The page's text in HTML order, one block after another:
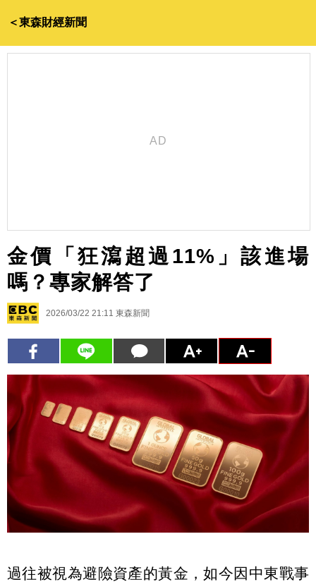
＜東森財經新聞
金價「狂瀉超過11%」該進場
嗎？專家解答了
2026/03/22 21:11 東森新聞
過往被視為避險資產的黃金，如今因中東戰事